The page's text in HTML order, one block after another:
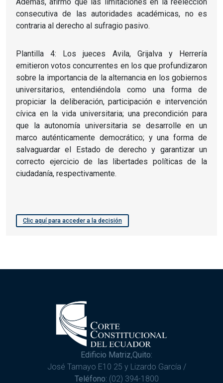
consecutiva de las autoridades académicas, no es
contraria al derecho al sufragio pasivo.
Plantilla 4: Los jueces Avila, Grijalva y Herrería
emitieron votos concurrentes en los que profundizaron
sobre la importancia de la alternancia en los gobiernos
universitarios, entendiéndola como una forma de
propiciar la deliberación, participación e intervención
cívica en la vida universitaria; una precondición para
que la autonomía universitaria se desarrolle en un
marco auténticamente democrático; y una forma de
salvaguardar el Estado de derecho y garantizar un
correcto ejercicio de las libertades políticas de la
ciudadanía, respectivamente.
Clic aquí para acceder a la decisión
Edificio Matriz,Quito:
José Tamayo E10 25 y Lizardo García /
Teléfono: (02) 394-1800